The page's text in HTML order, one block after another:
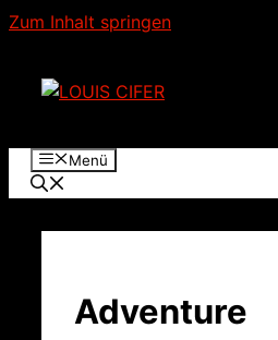
Zum Inhalt springen
Menü
Adventure